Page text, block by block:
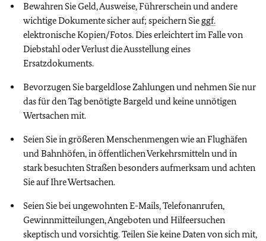
Bewahren Sie Geld, Ausweise, Führerschein und andere
wichtige Dokumente sicher auf; speichern Sie ggf.
elektronische Kopien/Fotos. Dies erleichtert im Falle von
Diebstahl oder Verlust die Ausstellung eines
Ersatzdokuments.
Bevorzugen Sie bargeldlose Zahlungen und nehmen Sie nur
das für den Tag benötigte Bargeld und keine unnötigen
Wertsachen mit.
Seien Sie in größeren Menschenmengen wie an Flughäfen
und Bahnhöfen, in öffentlichen Verkehrsmitteln und in
stark besuchten Straßen besonders aufmerksam und achten
Sie auf Ihre Wertsachen.
Seien Sie bei ungewohnten E-Mails, Telefonanrufen,
Gewinnmitteilungen, Angeboten und Hilfeersuchen
skeptisch und vorsichtig. Teilen Sie keine Daten von sich mit,